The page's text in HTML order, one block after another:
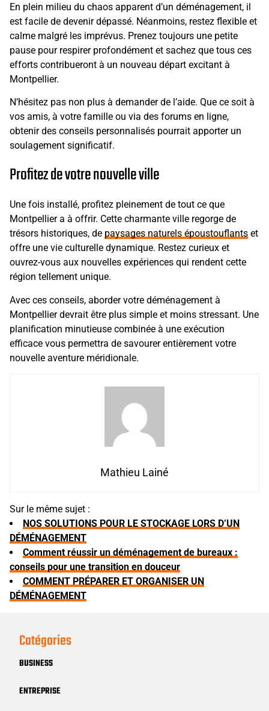
En plein milieu du chaos apparent d’un déménagement, il
est facile de devenir dépassé. Néanmoins, restez flexible et
calme malgré les imprévus. Prenez toujours une petite
pause pour respirer profondément et sachez que tous ces
efforts contribueront à un nouveau départ excitant à
Montpellier.
N’hésitez pas non plus à demander de l’aide. Que ce soit à
vos amis, à votre famille ou via des forums en ligne,
obtenir des conseils personnalisés pourrait apporter un
soulagement significatif.
Profitez de votre nouvelle ville
Une fois installé, profitez pleinement de tout ce que
Montpellier a à offrir. Cette charmante ville regorge de
trésors historiques, de paysages naturels époustouflants et
offre une vie culturelle dynamique. Restez curieux et
ouvrez-vous aux nouvelles expériences qui rendent cette
région tellement unique.
Avec ces conseils, aborder votre déménagement à
Montpellier devrait être plus simple et moins stressant. Une
planification minutieuse combinée à une exécution
efficace vous permettra de savourer entièrement votre
nouvelle aventure méridionale.
Mathieu Lainé
Sur le même sujet :
NOS SOLUTIONS POUR LE STOCKAGE LORS D’UN
DÉMÉNAGEMENT
Comment réussir un déménagement de bureaux :
conseils pour une transition en douceur
COMMENT PRÉPARER ET ORGANISER UN
DÉMÉNAGEMENT
Catégories
BUSINESS
ENTREPRISE